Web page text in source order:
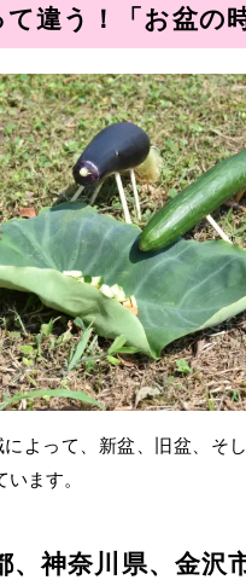
違う！「お盆の時
よって、新盆、旧盆、そ
ます。
、神奈川県、金沢